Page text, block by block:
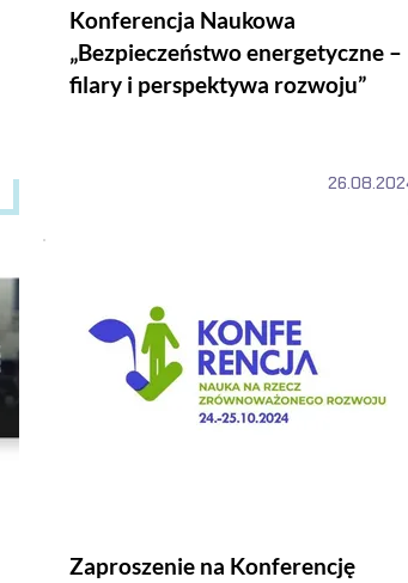
Konferencja Naukowa
„Bezpieczeństwo energetyczne –
filary i perspektywa rozwoju”
Zaproszenie na Konferencję